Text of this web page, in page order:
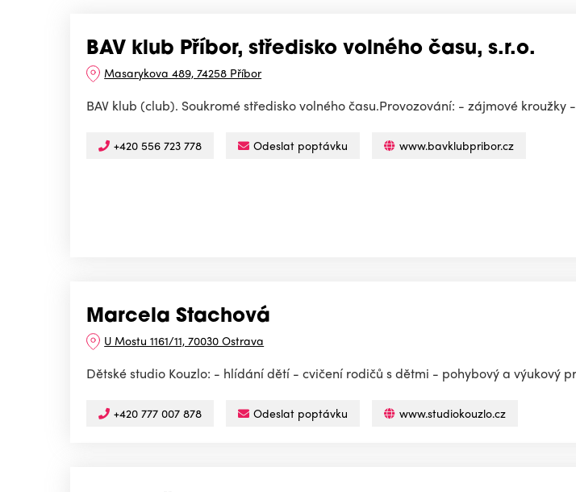
BAV klub Příbor, středisko volného času, s.r.o.
Masarykova 489, 74258 Příbor
BAV klub (club). Soukromé středisko volného času.Provozování: - zájmové kroužky
+420 556 723 778 Odeslat poptávku www.bavklubpribor.cz
Marcela Stachová
U Mostu 1161/11, 70030 Ostrava
Dětské studio Kouzlo: - hlídání dětí - cvičení rodičů s dětmi - pohybový a výukový
+420 777 007 878 Odeslat poptávku www.studiokouzlo.cz